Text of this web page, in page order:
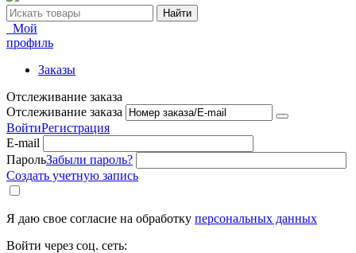
Найти
Мой
профиль
Заказы
Отслеживание заказа
Отслеживание заказа
ВойтиРегистрация
E-mail
ПарольЗабыли пароль?
Создать учетную запись
Я даю свое согласие на обработку персональных данных
Войти через соц. сеть: